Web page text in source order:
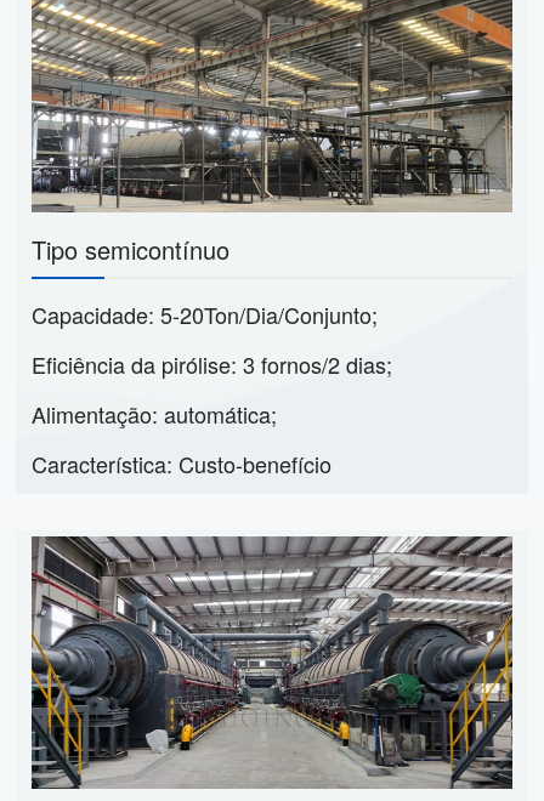
Tipo semicontínuo
Capacidade: 5-20Ton/Dia/Conjunto;
Eficiência da pirólise: 3 fornos/2 dias;
Alimentação: automática;
Característica: Custo-benefício